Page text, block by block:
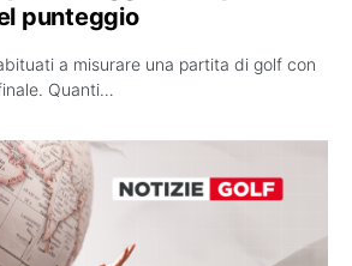
punteggio
a misurare una partita di golf con
Quanti…